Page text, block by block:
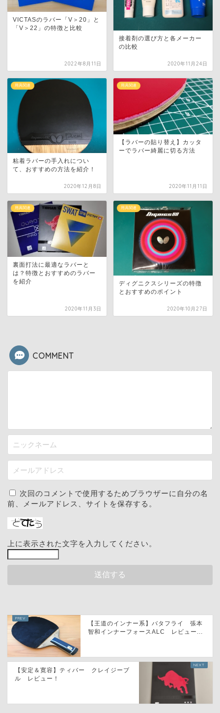
VICTASのラバー「V＞20」と
「V＞22」の特徴と比較
2022年8月11日
接着剤の選び方と各メーカー
の比較
2020年11月24日
用具関連
粘着ラバーの手入れについ
て、おすすめの方法を紹介！
2020年12月8日
用具関連
【ラバーの貼り替え】カッタ
ーでラバー綺麗に切る方法
2020年11月11日
用具関連
裏面打法に最適なラバーと
は？特徴とおすすめのラバー
を紹介
2020年11月3日
用具関連
ディグニクスシリーズの特徴
とおすすめのポイント
2020年10月27日
COMMENT
次回のコメントで使用するためブラウザーに自分の名
前、メールアドレス、サイトを保存する。
上に表示された文字を入力してください。
【王道のインナー系】バタフライ 張本
智和インナーフォースALC レビュー...
【安定＆寛容】ティバー クレイジーブ
ル レビュー！